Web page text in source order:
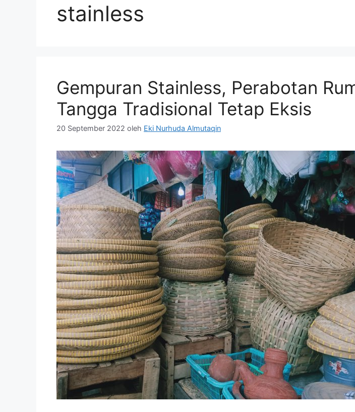
stainless
Gempuran Stainless, Perabotan
Tangga Tradisional Tetap Eksis
20 September 2022 oleh Eki Nurhuda Almutaqin